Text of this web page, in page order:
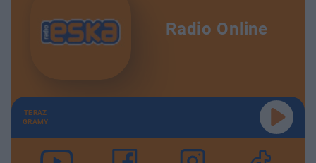
Radio Online
TERAZ
GRAMY